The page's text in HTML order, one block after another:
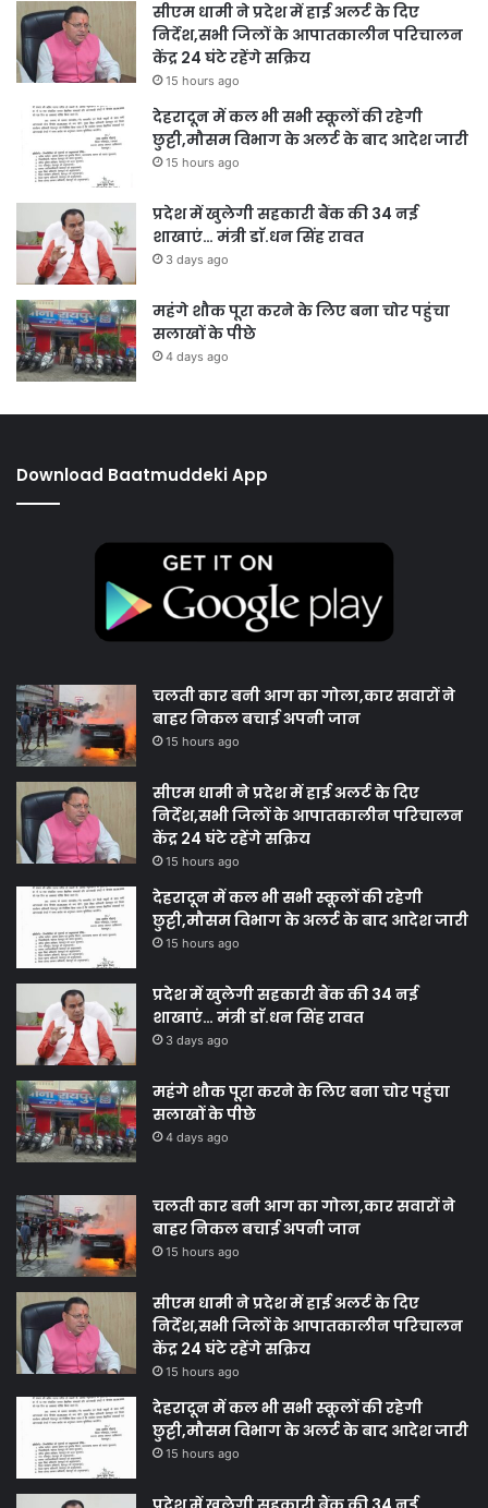
सीएम धामी ने प्रदेश में हाई अलर्ट के दिए
निर्देश,सभी जिलों के आपातकालीन परिचालन
केंद्र 24 घंटे रहेंगे सक्रिय
15 hours ago
देहरादून में कल भी सभी स्कूलों की रहेगी
छुट्टी,मौसम विभाग के अलर्ट के बाद आदेश जारी
15 hours ago
प्रदेश में खुलेगी सहकारी बैंक की 34 नई
शाखाएं… मंत्री डाॅ.धन सिंह रावत
3 days ago
महंगे शौक पूरा करने के लिए बना चोर पहुंचा
सलाखों के पीछे
4 days ago
Download Baatmuddeki App
चलती कार बनी आग का गोला,कार सवारों ने
बाहर निकल बचाई अपनी जान
15 hours ago
सीएम धामी ने प्रदेश में हाई अलर्ट के दिए
निर्देश,सभी जिलों के आपातकालीन परिचालन
केंद्र 24 घंटे रहेंगे सक्रिय
15 hours ago
देहरादून में कल भी सभी स्कूलों की रहेगी
छुट्टी,मौसम विभाग के अलर्ट के बाद आदेश जारी
15 hours ago
प्रदेश में खुलेगी सहकारी बैंक की 34 नई
शाखाएं… मंत्री डाॅ.धन सिंह रावत
3 days ago
महंगे शौक पूरा करने के लिए बना चोर पहुंचा
सलाखों के पीछे
4 days ago
चलती कार बनी आग का गोला,कार सवारों ने
बाहर निकल बचाई अपनी जान
15 hours ago
सीएम धामी ने प्रदेश में हाई अलर्ट के दिए
निर्देश,सभी जिलों के आपातकालीन परिचालन
केंद्र 24 घंटे रहेंगे सक्रिय
15 hours ago
देहरादून में कल भी सभी स्कूलों की रहेगी
छुट्टी,मौसम विभाग के अलर्ट के बाद आदेश जारी
15 hours ago